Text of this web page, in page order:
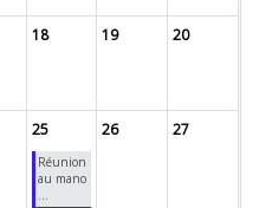
18 19 20
25
Réunion
au mano
26 27